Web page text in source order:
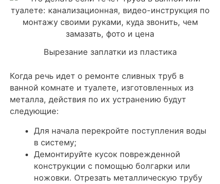
Вырезание заплатки из пластика
Когда речь идет о ремонте сливных труб в
ванной комнате и туалете, изготовленных из
металла, действия по их устранению будут
следующие:
Для начала перекройте поступления воды
в систему;
Демонтируйте кусок поврежденной
конструкции с помощью болгарки или
ножовки. Отрезать металлическую трубу